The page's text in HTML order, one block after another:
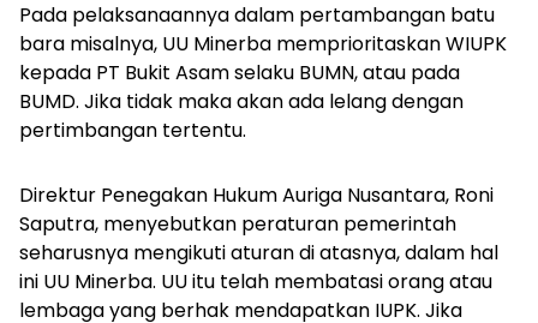
Pada pelaksanaannya dalam pertambangan batu
bara misalnya, UU Minerba memprioritaskan WIUPK
kepada PT Bukit Asam selaku BUMN, atau pada
BUMD. Jika tidak maka akan ada lelang dengan
pertimbangan tertentu.
Direktur Penegakan Hukum Auriga Nusantara, Roni
Saputra, menyebutkan peraturan pemerintah
seharusnya mengikuti aturan di atasnya, dalam hal
ini UU Minerba. UU itu telah membatasi orang atau
lembaga yang berhak mendapatkan IUPK. Jika